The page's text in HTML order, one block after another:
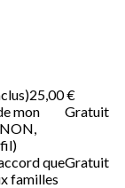
25,00 €
mon
Gratuit
que
familles
Gratuit